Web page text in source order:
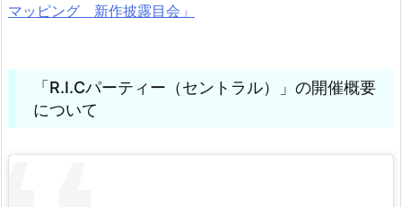
マッピング 新作披露目会」
「R.I.Cパーティー（セントラル）」の開催概要
について